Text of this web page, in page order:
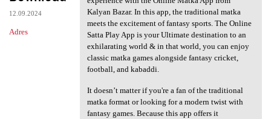
12.09.2024
Adres
Kalyan Bazar. In this app, the traditional matka
meets the excitement of fantasy sports. The Online
Satta Play App is your Ultimate destination to an
exhilarating world & in that world, you can enjoy
classic matka games alongside fantasy cricket,
football, and kabaddi.
It doesn’t matter if you're a fan of the traditional
matka format or looking for a modern twist with
fantasy games. Because this app offers it